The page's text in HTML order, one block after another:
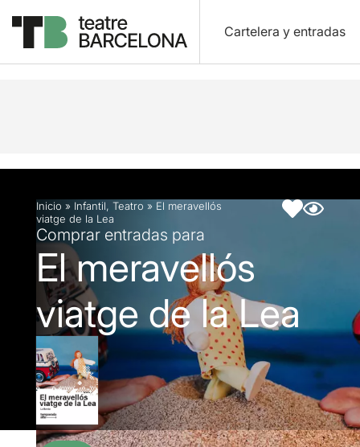
Cartelera y entradas
Descripción Ficha artística
Inicio » Infantil, Teatro » El meravellós
viatge de la Lea
Comprar entradas para
El meravellós
viatge de la Lea